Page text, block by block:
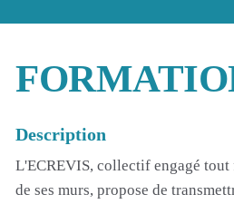
Description
L'ECREVIS, collectif engagé
de ses murs, propose de